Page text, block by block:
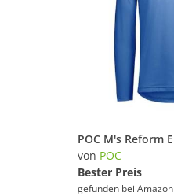
von POC
Bester Preis
gefunden bei Amazon